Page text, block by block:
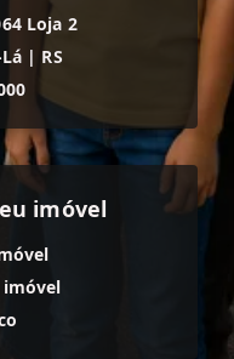
Loja 2
| RS
imóvel
imóvel